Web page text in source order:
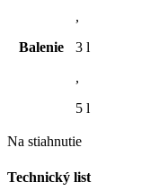
Balenie
,
3 l
,
5 l
Na stiahnutie
Technický list